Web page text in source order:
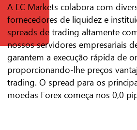
A EC Markets colabora com
fornecedores de liquidez e
spreads de trading altamente
nossos servidores empresariais
garantem a execução rápida de
proporcionando-lhe preços
trading. O spread para os
moedas Forex começa nos 0,0